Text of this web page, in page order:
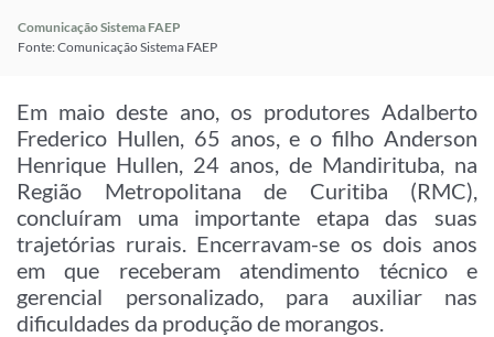
Comunicação Sistema FAEP
Fonte: Comunicação Sistema FAEP
Em maio deste ano, os produtores Adalberto
Frederico Hullen, 65 anos, e o filho Anderson
Henrique Hullen, 24 anos, de Mandirituba, na
Região Metropolitana de Curitiba (RMC),
concluíram uma importante etapa das suas
trajetórias rurais. Encerravam-se os dois anos
em que receberam atendimento técnico e
gerencial personalizado, para auxiliar nas
dificuldades da produção de morangos.